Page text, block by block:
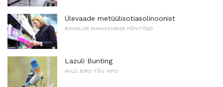
Ülevaade metüülisotiasolinoonist
ROHELISE PUHASTAMISE PÕHITÕED
Lazuli Bunting
WILD BIRD TÕU INFO